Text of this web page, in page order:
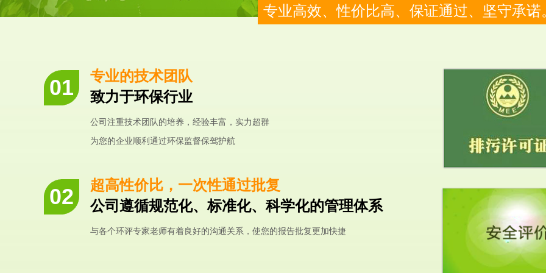
专业高效、性价比高、保证通过、坚守承诺
专业的技术团队
致力于环保行业
公司注重技术团队的培养，经验丰富，实力超群
为您的企业顺利通过环保监督保驾护航
超高性价比，一次性通过批复
公司遵循规范化、标准化、科学化的管理体系
与各个环评专家老师有着良好的沟通关系，使您的报告批复更加快捷